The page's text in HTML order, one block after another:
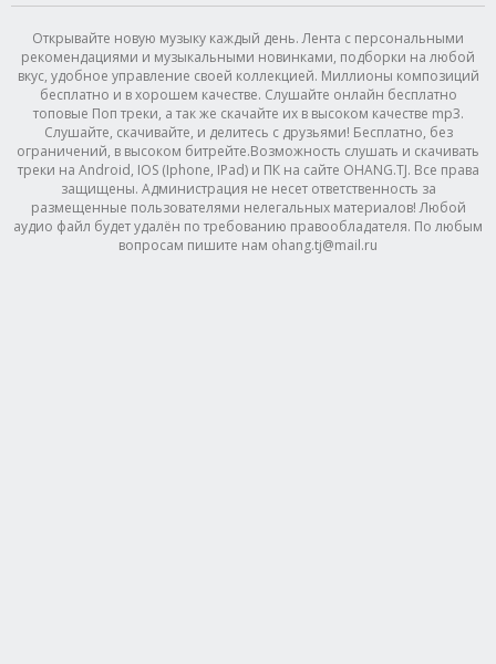
Открывайте новую музыку каждый день. Лента с персональными
рекомендациями и музыкальными новинками, подборки на любой
вкус, удобное управление своей коллекцией. Миллионы композиций
бесплатно и в хорошем качестве. Слушайте онлайн бесплатно
топовые Поп треки, а так же скачайте их в высоком качестве mp3.
Слушайте, скачивайте, и делитесь с друзьями! Бесплатно, без
ограничений, в высоком битрейте.Возможность слушать и скачивать
треки на Android, IOS (Iphone, IPad) и ПК на сайте OHANG.TJ. Все права
защищены. Администрация не несет ответственность за
размещенные пользователями нелегальных материалов! Любой
аудио файл будет удалён по требованию правообладателя. По любым
вопросам пишите нам ohang.tj@mail.ru